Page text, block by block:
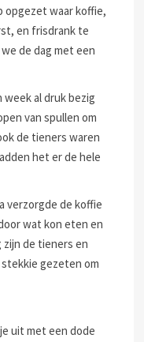
opgezet waar koffie,
en frisdrank te
de dag met een
al druk bezig
van spullen om
de tieners waren
het er de hele
verzorgde de koffie
wat kon eten en
zijn de tieners en
gezeten om
uit met een dode